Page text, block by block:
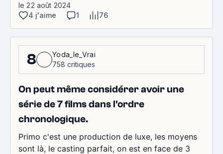
le 22 août 2024
4 j'aime
1 76
8
Yoda_le_Vrai
758 critiques
On peut même considérer avoir une
série de 7 films dans l'ordre
chronologique.
Primo c'est une production de luxe, les moyens
sont là, le casting parfait, on est en face de 3